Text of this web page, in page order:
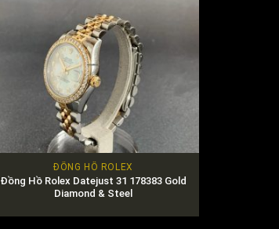
ĐỒNG HỒ ROLEX
Đồng Hồ Rolex Datejust 31 178383 Gold
Diamond & Steel